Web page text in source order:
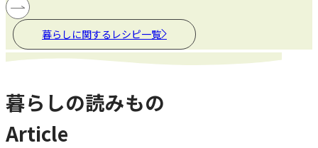
暮らしに関するレシピ一覧
暮らしの読みもの
Article